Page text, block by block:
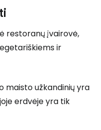
restoranų įvairovė,
ir
maisto užkandinių yra
erdvėje yra tik